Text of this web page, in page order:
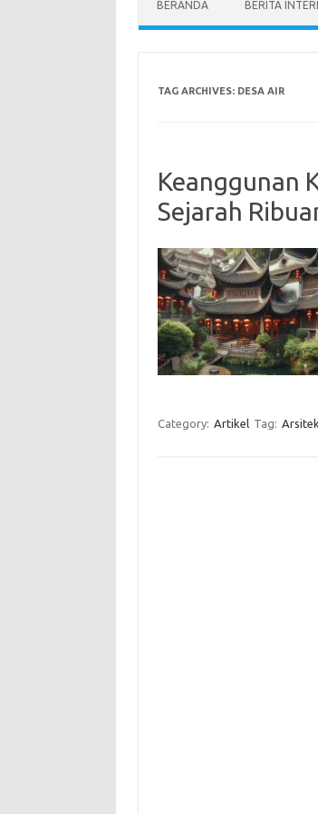
BERANDA BERITA
TAG ARCHIVES: DESA AIR
Keanggunan
Sejarah
Category: Artikel Tag: